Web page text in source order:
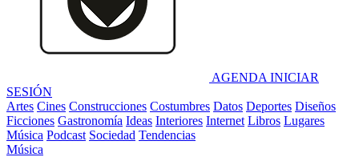
AGENDA INICIAR
SESIÓN
Artes Cines Construcciones Costumbres Datos Deportes Diseños
Ficciones Gastronomía Ideas Interiores Internet Libros Lugares
Música Podcast Sociedad Tendencias
Música